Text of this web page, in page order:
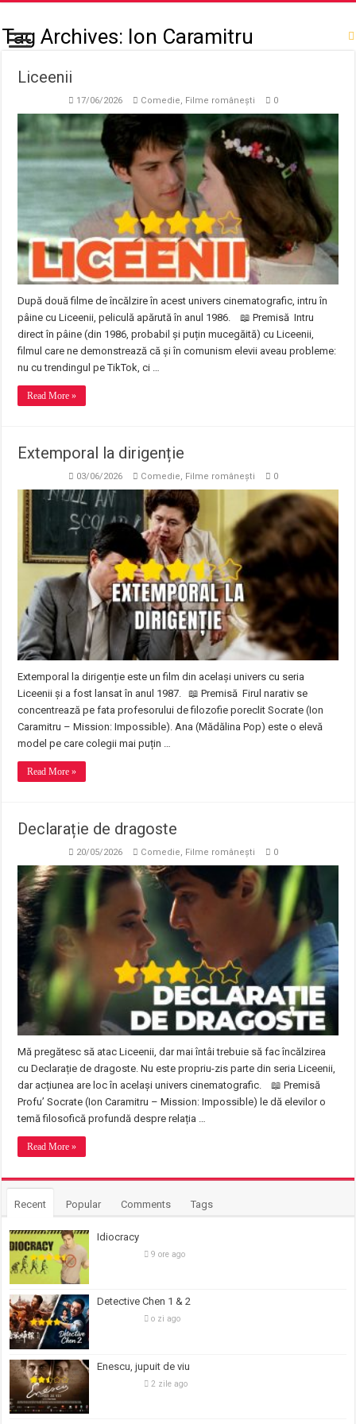
Tag Archives: Ion Caramitru
Liceenii
17/06/2026 Comedie, Filme românești 0
După două filme de încălzire în acest univers cinematografic, intru în
pâine cu Liceenii, peliculă apărută în anul 1986. 📖 Premisă Intru
direct în pâine (din 1986, probabil și puțin mucegăită) cu Liceenii,
filmul care ne demonstrează că și în comunism elevii aveau probleme:
nu cu trendingul pe TikTok, ci …
Read More »
Extemporal la dirigenție
03/06/2026 Comedie, Filme românești 0
Extemporal la dirigenție este un film din același univers cu seria
Liceenii și a fost lansat în anul 1987. 📖 Premisă Firul narativ se
concentrează pe fata profesorului de filozofie poreclit Socrate (Ion
Caramitru – Mission: Impossible). Ana (Mădălina Pop) este o elevă
model pe care colegii mai puțin …
Read More »
Declarație de dragoste
20/05/2026 Comedie Filme românești 0
Mă pregătesc să atac Liceenii, dar mai întâi trebuie să fac încălzirea
cu Declarație de dragoste. Nu este propriu-zis parte din seria Liceenii,
dar acțiunea are loc în același univers cinematografic. 📖 Premisă
Profu’ Socrate (Ion Caramitru – Mission: Impossible) le dă elevilor o
temă filosofică profundă despre relația …
Read More »
Recent Popular Comments Tags
Idiocracy
9 ore ago
Detective Chen 1 & 2
o zi ago
Enescu, jupuit de viu
2 zile ago